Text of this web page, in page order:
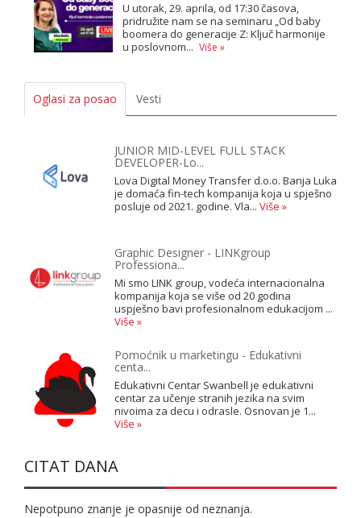
U utorak, 29. aprila, od 17:30 časova,
pridružite nam se na seminaru „Od baby
boomera do generacije Z: Ključ harmonije
u poslovnom... Više »
Oglasi za posao Vesti
JUNIOR MID-LEVEL FULL STACK
DEVELOPER-Lo...
Lova Digital Money Transfer d.o.o. Banja Luka
je domaća fin-tech kompanija koja u spješno
posluje od 2021. godine. Vla... Više »
Graphic Designer - LINKgroup
Professiona...
Mi smo LINK group, vodeća internacionalna
kompanija koja se više od 20 godina
uspješno bavi profesionalnom edukacijom ...
Više »
Pomoćnik u marketingu - Edukativni
centa...
Edukativni Centar Swanbell je edukativni
centar za učenje stranih jezika na svim
nivoima za decu i odrasle. Osnovan je 1...
Više »
CITAT DANA
Nepotpuno znanje je opasnije od neznanja.